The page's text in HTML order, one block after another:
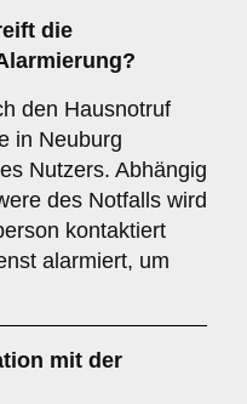
die
den Hausnotruf
in Neuburg
Nutzers. Abhängig
des Notfalls wird
kontaktiert
alarmiert, um
mit der